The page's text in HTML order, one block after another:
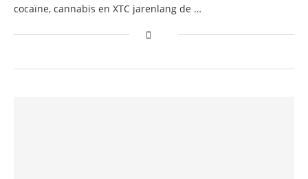
cocaïne, cannabis en XTC jarenlang de …